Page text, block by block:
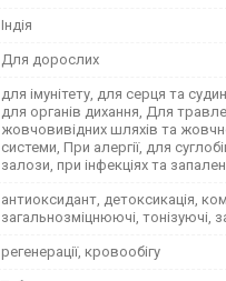
Індія
Для дорослих
для імунітету, для серця та
для органів дихання, Для
жовчовивідних шляхів та
системи, При алергії, для
залози, при інфекціях та
антиоксидант, детоксикація,
загальнозміцнюючі, тонізуючі,
регенерації, кровообігу